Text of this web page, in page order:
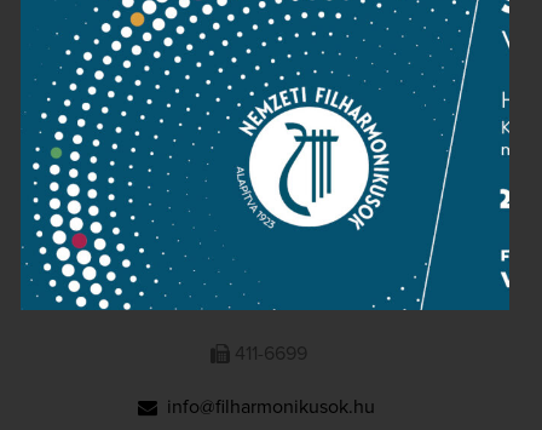
Imprint
NATIONAL PHILHARMONIC
1095 Budapest, Komor Marcell u. 1. (Müpa)
411-6600
411-6699
info@filharmonikusok.hu